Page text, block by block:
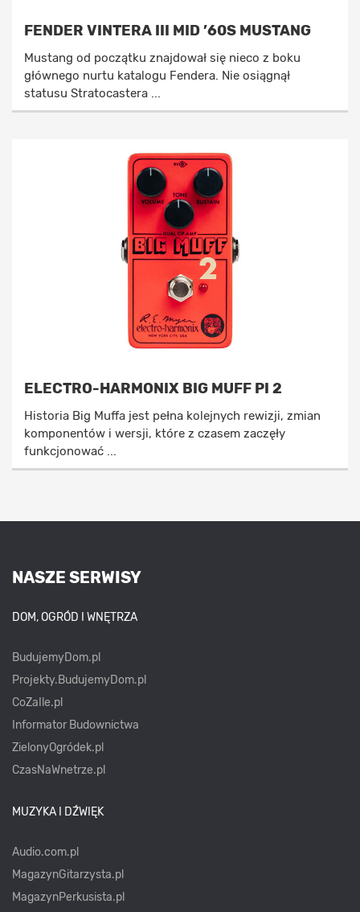
FENDER VINTERA III MID ’60S MUSTANG
Mustang od początku znajdował się nieco z boku
głównego nurtu katalogu Fendera. Nie osiągnął
statusu Stratocastera ...
ELECTRO-HARMONIX BIG MUFF PI 2
Historia Big Muffa jest pełna kolejnych rewizji, zmian
komponentów i wersji, które z czasem zaczęły
funkcjonować ...
NASZE SERWISY
DOM, OGRÓD I WNĘTRZA
BudujemyDom.pl
Projekty.BudujemyDom.pl
CoZaIle.pl
Informator Budownictwa
ZielonyOgródek.pl
CzasNaWnetrze.pl
MUZYKA I DŹWIĘK
Audio.com.pl
MagazynGitarzysta.pl
MagazynPerkusista.pl